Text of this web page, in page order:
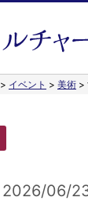
> イベント > 美術 >
06/